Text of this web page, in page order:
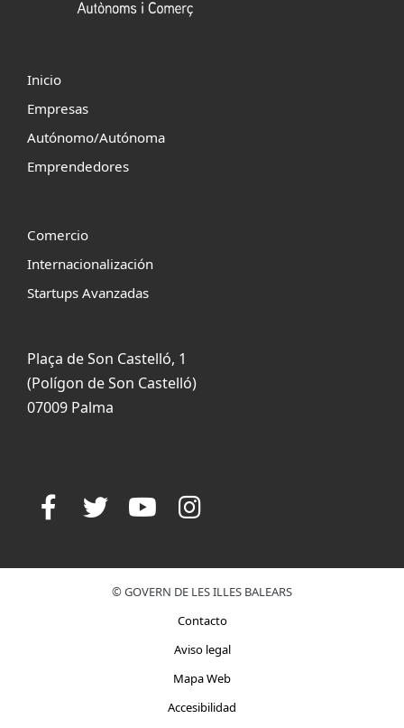
Inicio
Empresas
Autónomo/Autónoma
Emprendedores
Comercio
Internacionalización
Startups Avanzadas
Plaça de Son Castelló, 1
(Polígon de Son Castelló)
07009 Palma
© GOVERN DE LES ILLES BALEARS
Contacto
Aviso legal
Mapa Web
Accesibilidad